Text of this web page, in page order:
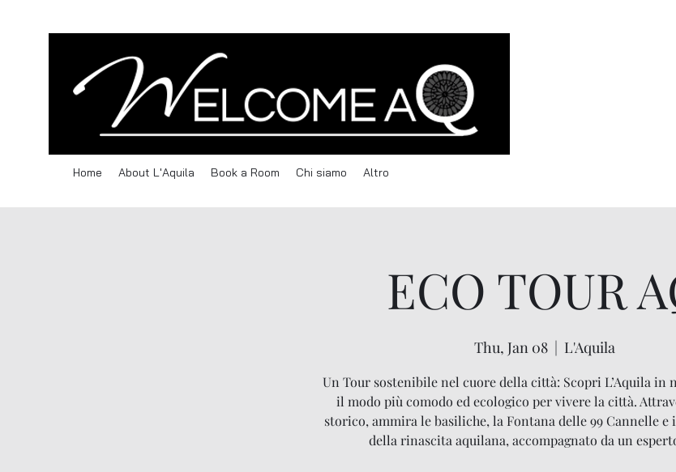
Home About L'Aquila Book a Room Chi siamo Altro
ECO TOUR
Thu, Jan 08
  |
L'Aquila
Un Tour sostenibile nel cuore della città: Scopri L’Aquila in
il modo più comodo ed ecologico per vivere la città.
storico, ammira le basiliche, la Fontana delle 99 Cannelle e
della rinascita aquilana, accompagnato da un